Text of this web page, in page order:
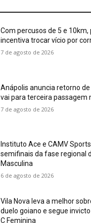
Com percusos de 5 e 10km,
incentiva trocar vício por
7 de agosto de 2026
Anápolis anuncia retorno
vai para terceira passagem
7 de agosto de 2026
Instituto Ace e CAMV
semifinais da fase regional
Masculina
6 de agosto de 2026
Vila Nova leva a melhor
duelo goiano e segue
C Feminina